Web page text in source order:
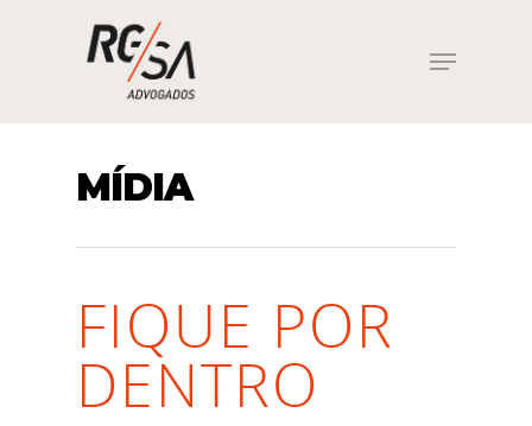
MÍDIA
FIQUE POR
DENTRO